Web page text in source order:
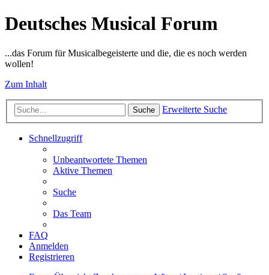
Deutsches Musical Forum
...das Forum für Musicalbegeisterte und die, die es noch werden
wollen!
Zum Inhalt
Suche Erweiterte Suche
Schnellzugriff
Unbeantwortete Themen
Aktive Themen
Suche
Das Team
FAQ
Anmelden
Registrieren